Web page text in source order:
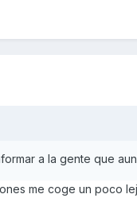
a la gente que
me coge un poco